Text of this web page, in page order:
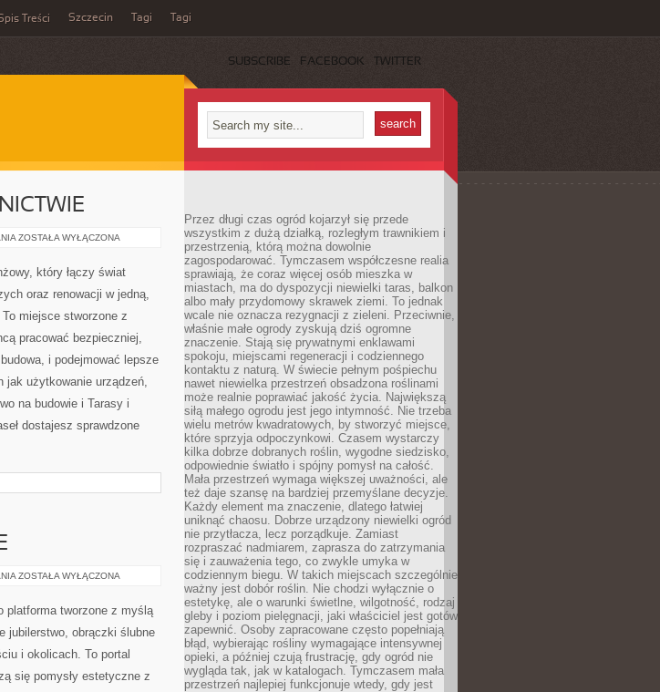
Treści Szczecin Tagi Tagi
SUBSCRIBE FACEBOOK TWITTER
NOWE
BUDOWNICTWIE
ZOSTAŁA WYŁĄCZONA
który łączy świat
oraz renowacji w jedną,
miejsce stworzone z
pracować bezpieczniej,
i podejmować lepsze
jak użytkowanie urządzeń,
na budowie i Tarasy i
dostajesz sprawdzone
BIŻUTERIA
SZTUCE
ZOSTAŁA WYŁĄCZONA
platforma tworzone z myślą
jubilerstwo, obrączki ślubne
i okolicach. To portal
się pomysły estetyczne z
Przez długi czas ogród kojarzył się przede
wszystkim z dużą działką, rozległym trawnikiem i
przestrzenią, którą można dowolnie
zagospodarować. Tymczasem współczesne realia
sprawiają, że coraz więcej osób mieszka w
miastach, ma do dyspozycji niewielki taras, balkon
albo mały przydomowy skrawek ziemi. To jednak
wcale nie oznacza rezygnacji z zieleni. Przeciwnie,
właśnie małe ogrody zyskują dziś ogromne
znaczenie. Stają się prywatnymi enklawami
spokoju, miejscami regeneracji i codziennego
kontaktu z naturą. W świecie pełnym pośpiechu
nawet niewielka przestrzeń obsadzona roślinami
może realnie poprawiać jakość życia. Największą
siłą małego ogrodu jest jego intymność. Nie trzeba
wielu metrów kwadratowych, by stworzyć miejsce,
które sprzyja odpoczynkowi. Czasem wystarczy
kilka dobrze dobranych roślin, wygodne siedzisko,
odpowiednie światło i spójny pomysł na całość.
Mała przestrzeń wymaga większej uważności, ale
też daje szansę na bardziej przemyślane decyzje.
Każdy element ma znaczenie, dlatego łatwiej
uniknąć chaosu. Dobrze urządzony niewielki ogród
nie przytłacza, lecz porządkuje. Zamiast
rozpraszać nadmiarem, zaprasza do zatrzymania
się i zauważenia tego, co zwykle umyka w
codziennym biegu. W takich miejscach szczególnie
ważny jest dobór roślin. Nie chodzi wyłącznie o
estetykę, ale o warunki świetlne, wilgotność, rodzaj
gleby i poziom pielęgnacji, jaki właściciel jest gotów
zapewnić. Osoby zapracowane często popełniają
błąd, wybierając rośliny wymagające intensywnej
opieki, a później czują frustrację, gdy ogród nie
wygląda tak, jak w katalogach. Tymczasem mała
przestrzeń najlepiej funkcjonuje wtedy, gdy jest